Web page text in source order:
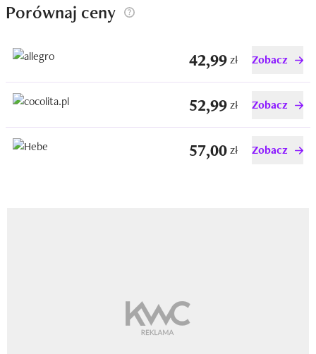
Porównaj ceny
42,99zł Zobacz
52,99zł Zobacz
57,00zł Zobacz